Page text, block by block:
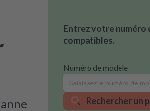
Entrez votre numéro
compatibles.
Numéro de modèle
Rechercher un